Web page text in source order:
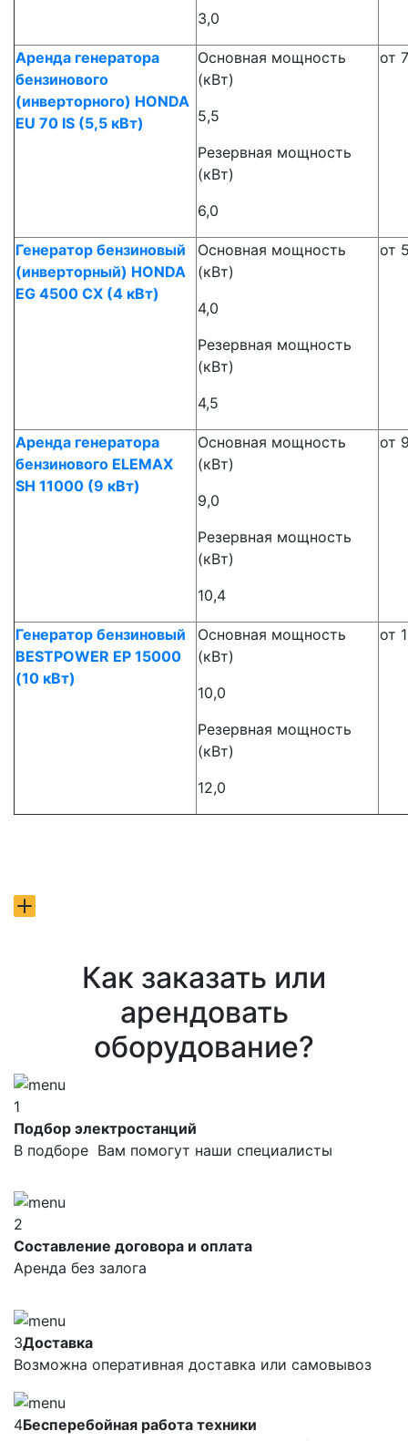
3,0
Аренда генератора
бензинового
(инверторного) HONDA
EU 70 IS (5,5 кВт)
Основная мощность
(кВт)
5,5
Резервная мощность
(кВт)
6,0
от
Генератор бензиновый
(инверторный) HONDA
EG 4500 CX (4 кВт)
Основная мощность
(кВт)
4,0
Резервная мощность
(кВт)
4,5
от
Аренда генератора
бензинового ELEMAX
SH 11000 (9 кВт)
Основная мощность
(кВт)
9,0
Резервная мощность
(кВт)
10,4
от
Генератор бензиновый
BESTPOWER EP 15000
(10 кВт)
Основная мощность
(кВт)
10,0
Резервная мощность
(кВт)
12,0
от
Как заказать или
арендовать
оборудование?
1
Подбор электростанций
В подборе Вам помогут наши специалисты
2
Составление договора и оплата
Аренда без залога
3Доставка
Возможна оперативная доставка или самовывоз
4Бесперебойная работа техники